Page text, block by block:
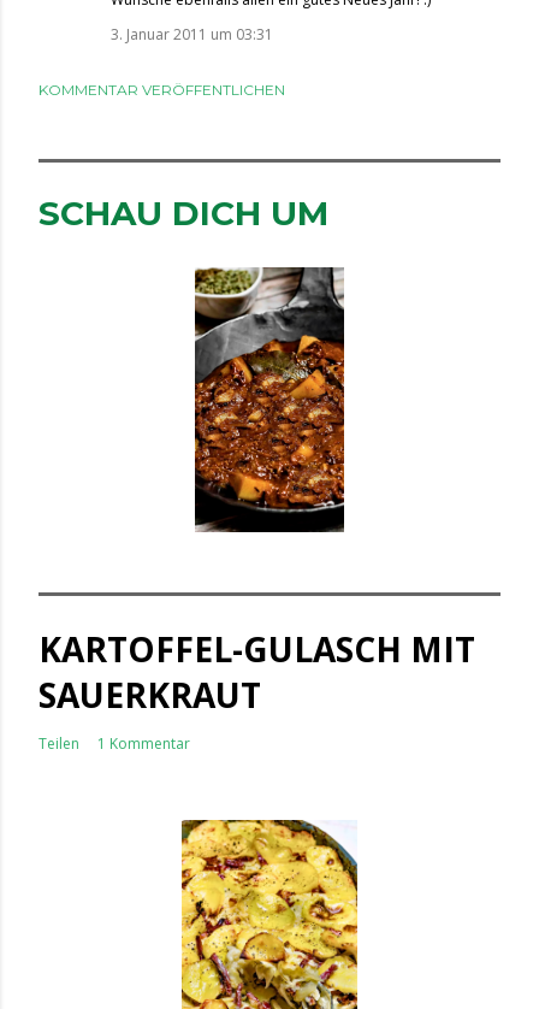
3. Januar 2011 um 03:31
KOMMENTAR VERÖFFENTLICHEN
SCHAU DICH UM
KARTOFFEL-GULASCH MIT
SAUERKRAUT
Teilen 1 Kommentar